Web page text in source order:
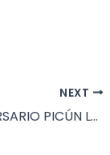
NEXT
ACTO 50ª ANIVERSARIO PICÚN LEUFÚ